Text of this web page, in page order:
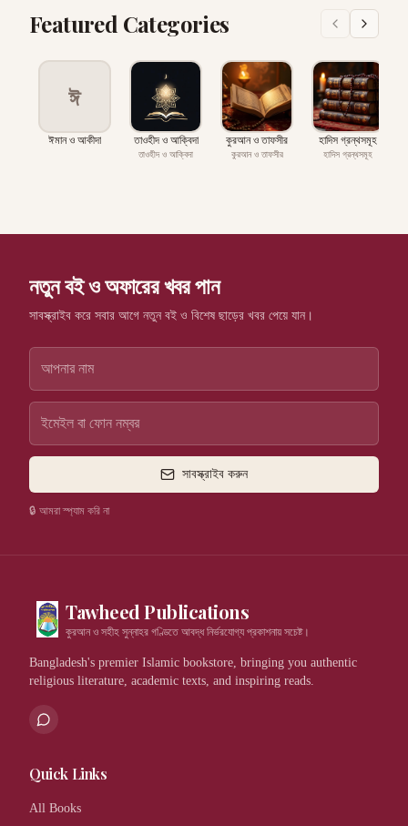
Featured Categories
ঈ
ঈমান ও আকীদা তাওহীদ ও আক্বিদা
তাওহীদ ও আক্বিদা
কুরআন ও তাফসীর
কুরআন ও তাফসীর
হাদিস গ্রন্থসমূহ
হাদিস গ্রন্থসমূহ
নতুন বই ও অফারের খবর পান
সাবস্ক্রাইব করে সবার আগে নতুন বই ও বিশেষ ছাড়ের খবর পেয়ে যান।
সাবস্ক্রাইব করুন
🔒 আমরা স্প্যাম করি না
Tawheed Publications
কুরআন ও সহীহ সুন্নাহর গণ্ডিতে আবদ্ধ নির্ভরযোগ্য প্রকাশনায় সচেষ্ট।
Bangladesh's premier Islamic bookstore, bringing you authentic
religious literature, academic texts, and inspiring reads.
Quick Links
All Books